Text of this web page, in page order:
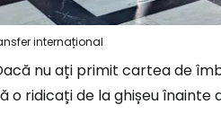
internațional
nu ați primit cartea de
o ridicați de la ghișeu